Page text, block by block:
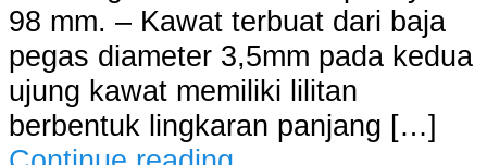
98 mm. – Kawat terbuat dari baja
pegas diameter 3,5mm pada kedua
ujung kawat memiliki lilitan
berbentuk lingkaran panjang […]